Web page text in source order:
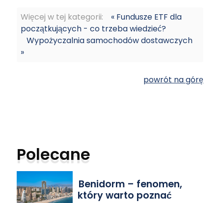
Więcej w tej kategorii:
« Fundusze ETF dla
początkujących - co trzeba wiedzieć?
Wypożyczalnia samochodów dostawczych
»
powrót na górę
Polecane
Benidorm – fenomen,
który warto poznać